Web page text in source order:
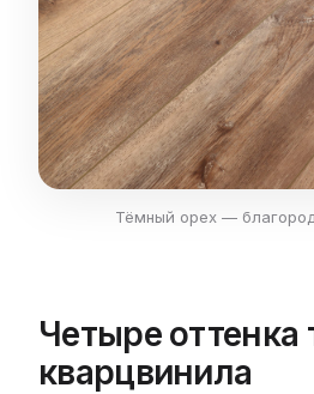
Тёмный орех —
Четыре оттенка
кварцвинила